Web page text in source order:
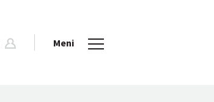
Meni